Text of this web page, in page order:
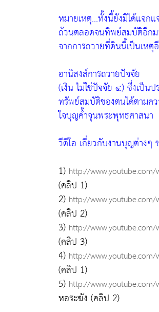
หมายเหตุ...ทั้งนี้ยังมิได้แจก
ถ้วนตลอดจนทิพย์สมบัติอีกม
จากการถวายที่ดินนี้เป็นเห
อานิสงส์การถวายปัจจัย
(เงิน ไม่ใช่ปัจจัย ๔) ซึ่งเป็น
ทรัพย์สมบัติของตนได้ตามค
ใจบุญค้ำจุนพระพุทธศาสนา
วีดีโอ เกี่ยวกับงานบุญต่างๆ
1) http://www.youtube.com/
(คลิป 1)
2) http://www.youtube.com/
(คลิป 2)
3) http://www.youtube.com/
(คลิป 3)
4) http://www.youtube.com/
(คลิป 1)
5) http://www.youtube.com/
หอระฆัง (คลิป 2)